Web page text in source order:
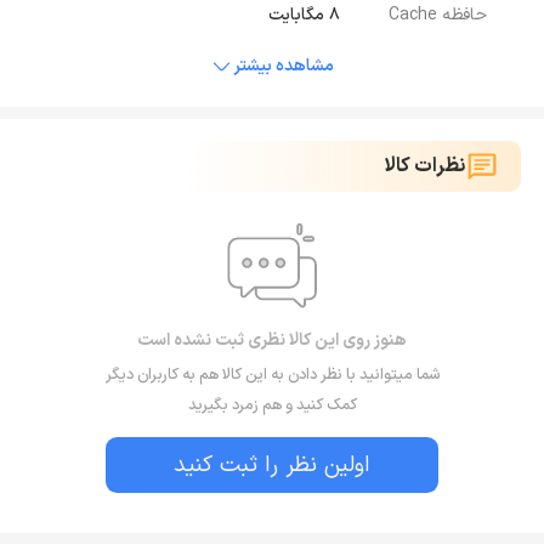
حافظه Cache
8 مگابایت
مشاهده بیشتر
نظرات کالا
هنوز روی این کالا نظری ثبت نشده است
شما میتوانید با نظر دادن به این کالا هم به کاربران دیگر
کمک کنید و هم زمرد بگیرید
اولین نظر را ثبت کنید